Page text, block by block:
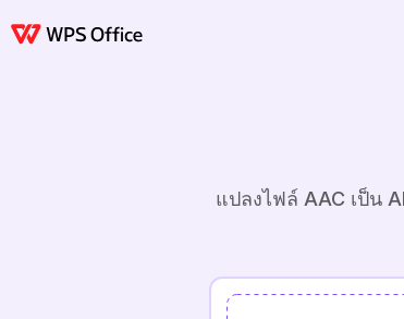
แปลงไฟล์ AAC เป็น